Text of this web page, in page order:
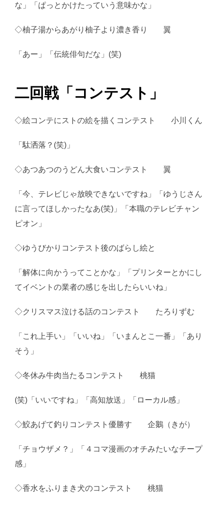
な」「ぱっとかけたっていう意味かな」
◇柚子湯からあがり柚子より濃き香り 翼
「あー」「伝統俳句だな」(笑)
二回戦「コンテスト」
◇絵コンテにストの絵を描くコンテスト 小川くん
「駄洒落？(笑)」
◇あつあつのうどん大食いコンテスト 翼
「今、テレビじゃ放映できないですね」「ゆうじさん
に言ってほしかったなあ(笑)」「本職のテレビチャン
ピオン」
◇ゆうびかりコンテスト後のばらし絵と
「解体に向かうってことかな」「プリンターとかにし
てイベントの業者の感じを出したらいいね」
◇クリスマス泣ける話のコンテスト たろりずむ
「これ上手い」「いいね」「いまんとこ一番」「あり
そう」
◇冬休み牛肉当たるコンテスト 桃猫
(笑)「いいですね」「高知放送」「ローカル感」
◇鮫あげて釣りコンテスト優勝す 企鵝（きが）
「チョウザメ？」「４コマ漫画のオチみたいなチープ
感」
◇香水をふりまき犬のコンテスト 桃猫